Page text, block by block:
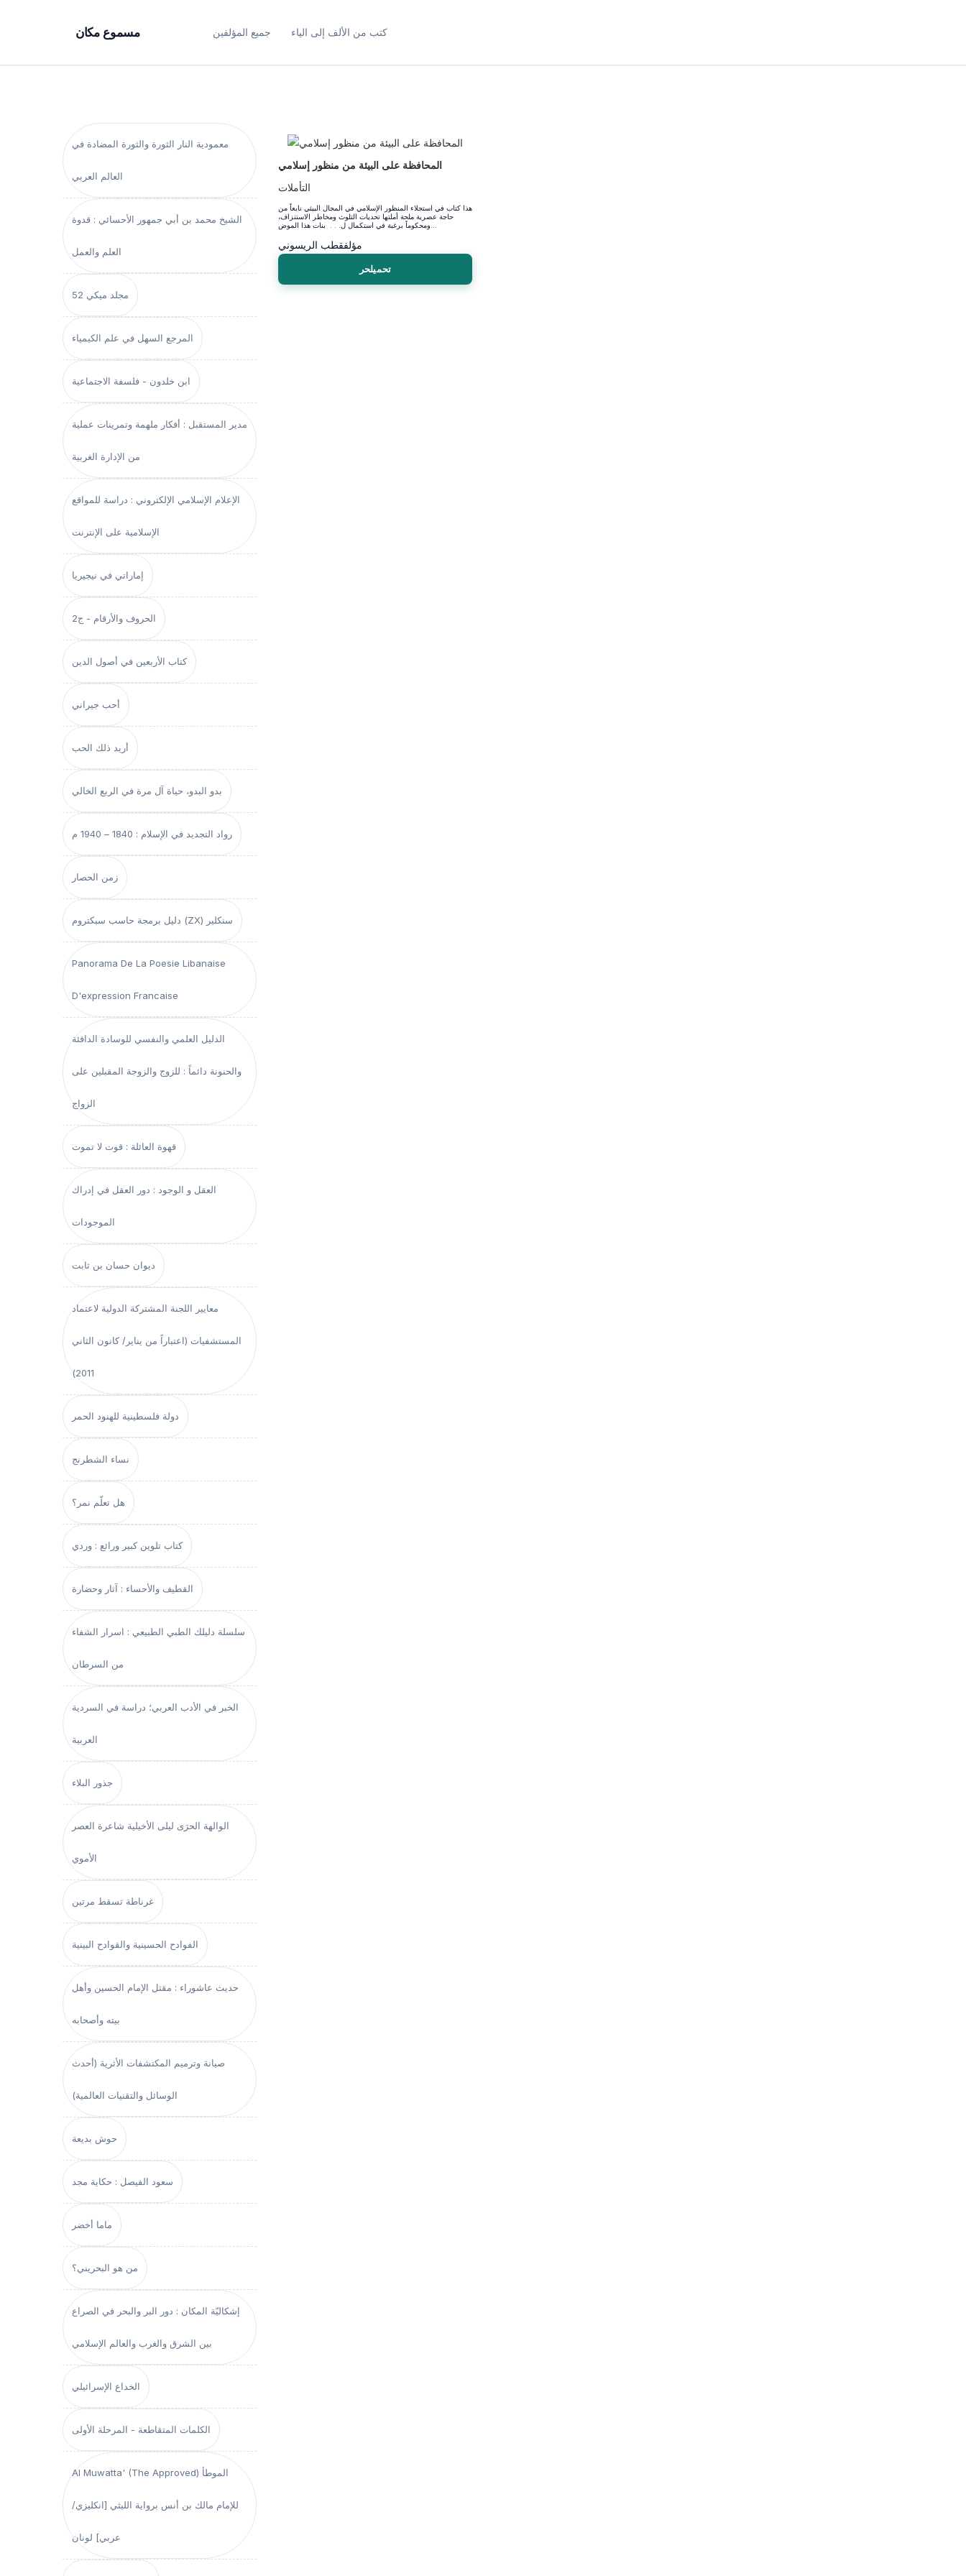
مسموع مكان جميع المؤلفين كتب من الألف إلى الياء
معمودية النار الثورة والثورة المضادة في
العالم العربي
الشيخ محمد بن أبي جمهور الأحسائي : قدوة
العلم والعمل
مجلد ميكي 52
المرجع السهل في علم الكيمياء
ابن خلدون - فلسفة الاجتماعية
مدير المستقبل : أفكار ملهمة وتمرينات عملية
من الإدارة الغربية
الإعلام الإسلامي الإلكتروني : دراسة للمواقع
الإسلامية على الإنترنت
إماراتي في نيجيريا
الحروف والأرقام - ج2
كتاب الأربعين في أصول الدين
أحب جيراني
أريد ذلك الحب
بدو البدو، حياة آل مرة في الربع الخالي
رواد التجديد في الإسلام : 1840 – 1940 م
زمن الحصار
دليل برمجة حاسب سبكتروم (ZX) سنكلير
Panorama De La Poesie Libanaise
D'expression Francaise
الدليل العلمي والنفسي للوسادة الدافئة
والحنونة دائماً : للزوج والزوجة المقبلين على
الزواج
قهوة العائلة : قوت لا تموت
العقل و الوجود : دور العقل في إدراك
الموجودات
ديوان حسان بن ثابت
معايير اللجنة المشتركة الدولية لاعتماد
المستشفيات (اعتباراً من يناير/ كانون الثاني
2011)
دولة فلسطينية للهنود الحمر
نساء الشطرنج
هل تعلّم نمر؟
كتاب تلوين كبير ورائع : وردي
القطيف والأحساء : آثار وحضارة
سلسلة دليلك الطبي الطبيعي : اسرار الشفاء
من السرطان
الخبر في الأدب العربي؛ دراسة في السردية
العربية
جذور البلاء
الوالهة الحرَى ليلى الأخيلية شاعرة العصر
الأموي
غرناطة تسقط مرتين
الفوادح الحسينية والقوادح البينية
حديث عاشوراء : مقتل الإمام الحسين وأهل
بيته وأصحابه
صيانة وترميم المكتشفات الأثرية (أحدث
الوسائل والتقنيات العالمية)
حوش بديعة
سعود الفيصل : حكاية مجد
ماما أخضر
من هو البحريني؟
إشكاليّة المكان : دور البر والبحر في الصراع
بين الشرق والغرب والعالم الإسلامي
الخداع الإسرائيلي
الكلمات المتقاطعة - المرحلة الأولى
Al Muwatta' (The Approved) الموطأ
للإمام مالك بن أنس برواية الليثي [انكليزي/
عربي] لونان
المحافظة على البيئة من منظور إسلامي
التأملات
هذا كتاب في استجلاء المنظور الإسلامي في المجال البيئي نابعاً من
حاجة عصرية ملحة أملتها تحديات التلوث ومخاطر الاستنزاف،
مؤلفقطب الريسوني
تحميلحر